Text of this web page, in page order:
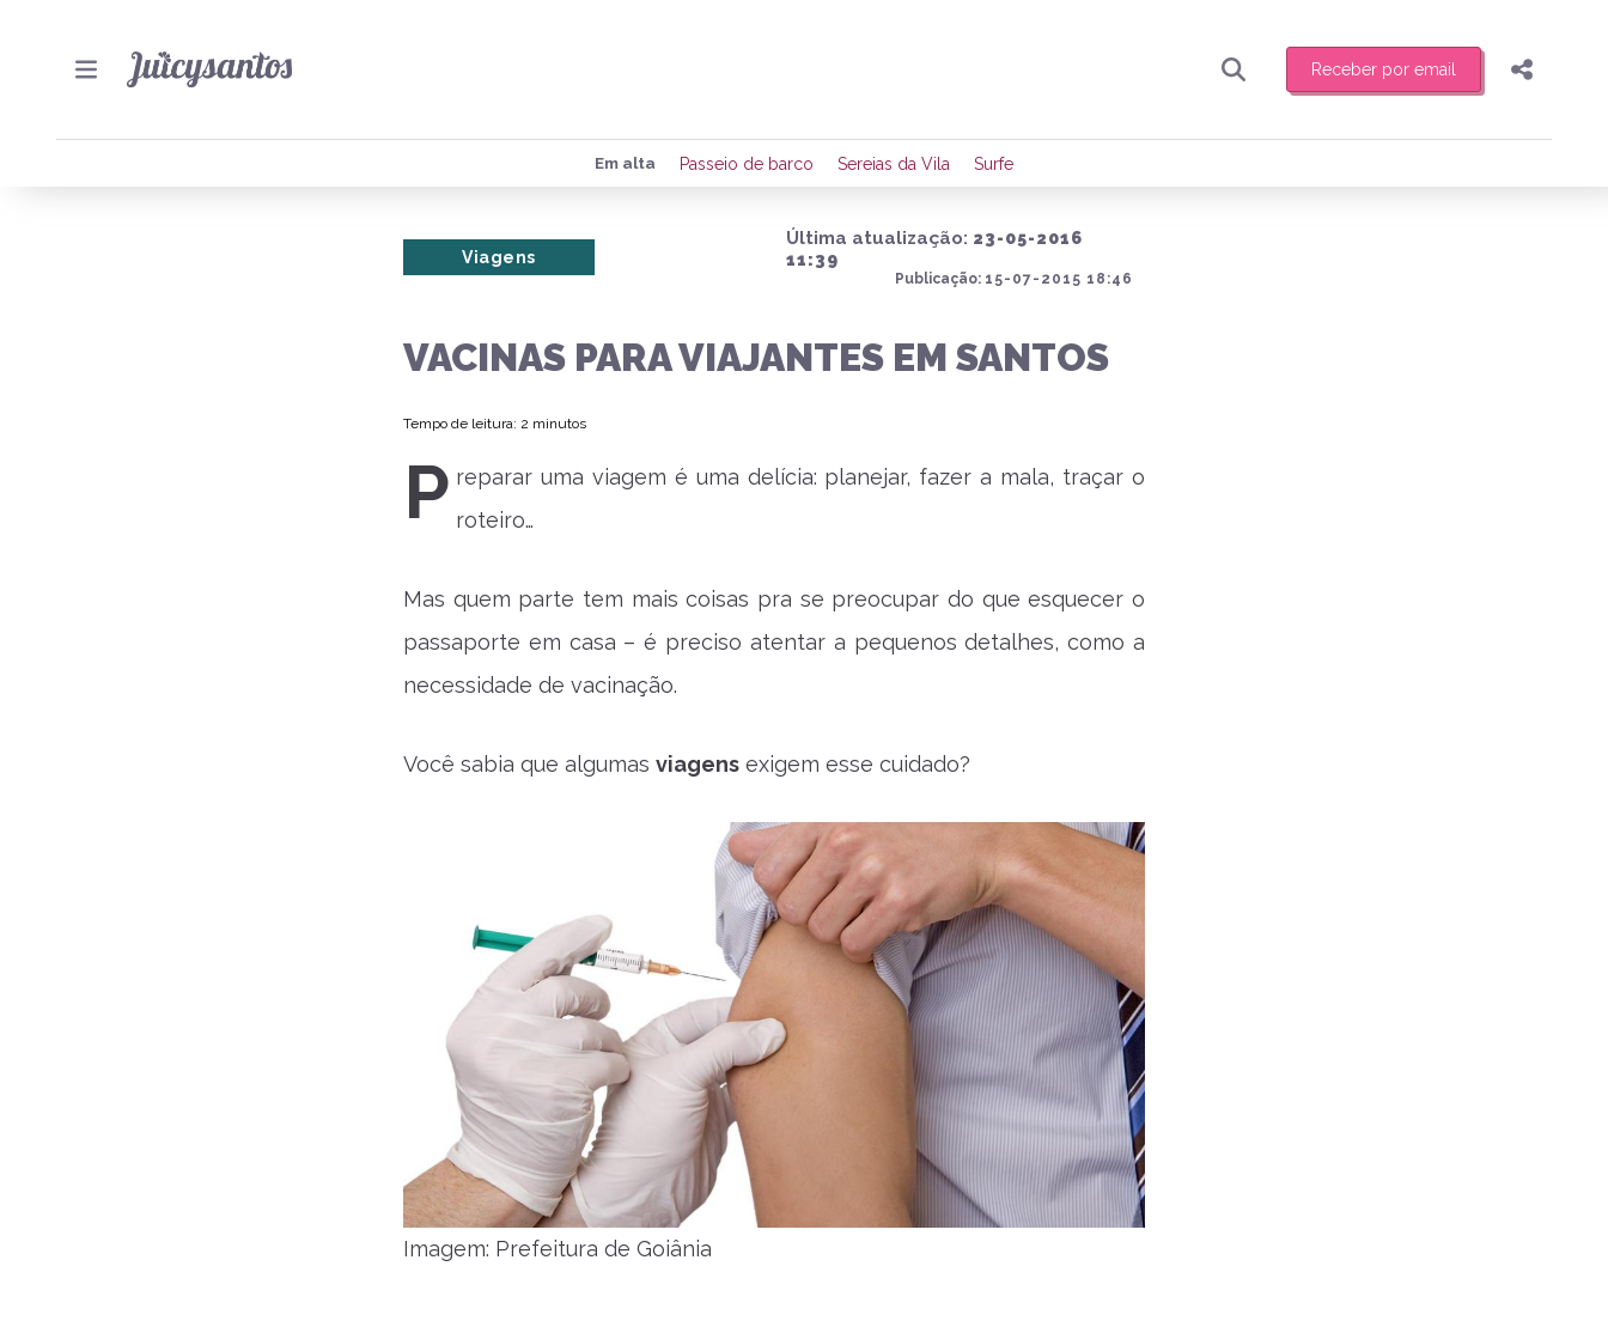
Receber por email
Preencha seus dados para receber toda sexta-feira de manhã o resumo
de eventos e notícias da região.
Compartilhar
Em alta Passeio de barco Sereias da Vila Surfe
Última atualização: 23-05-2016
11:39
Publicação: 15-07-2015 18:46
Viagens
VACINAS PARA VIAJANTES EM SANTOS
Tempo de leitura: 2 minutos
P reparar uma viagem é uma delícia: planejar, fazer a mala, traçar o
roteiro…
Mas quem parte tem mais coisas pra se preocupar do que esquecer o
passaporte em casa – é preciso atentar a pequenos detalhes, como a
necessidade de vacinação.
Você sabia que algumas viagens exigem esse cuidado?
Imagem: Prefeitura de Goiânia